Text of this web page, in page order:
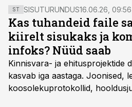
ST SISUTURUNDUS16.06.26, 09:56
Kas tuhandeid faile
kiirelt sisukaks ja
infoks? Nüüd saab
Kinnisvara- ja ehitusprojektide
kasvab iga aastaga. Joonised,
koosolekuprotokollid,